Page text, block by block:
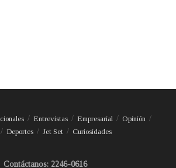
Entrevistas Empresarial
Opinión
Deportes Jet Set Curiosidades
Contáctanos: 2246-0616